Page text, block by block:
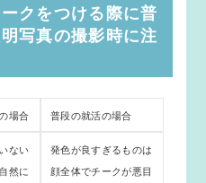
クをつける際に普
写真の撮影時に注
場合 普段の就活の場合
ない
然に
発色が良すぎるものは
顔全体でチークが悪目